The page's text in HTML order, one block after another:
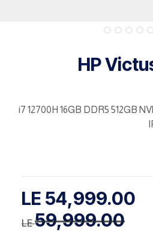
HP
i7 12700H 16GB DDR5 512GB
54,999.00
59,999.00
LE